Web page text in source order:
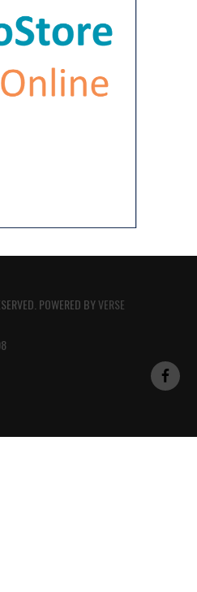
POWERED BYVERSE